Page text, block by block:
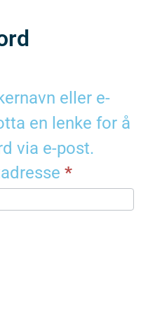
eller e-
en lenke for å
via e-post.
*